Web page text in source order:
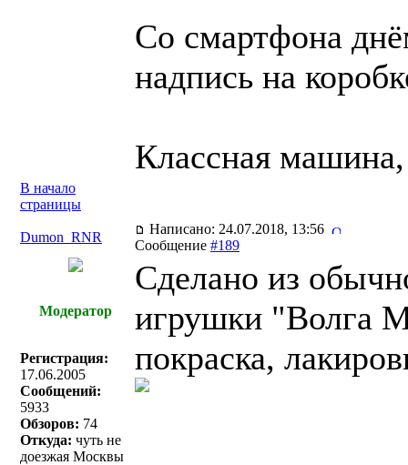
Со смартфона
надпись на
Классная
В начало
страницы
Dumon_RNR
Написано: 24.07.2018, 13:56
Сообщение #189
Модератор
Регистрация:
17.06.2005
Сообщений:
5933
Обзоров: 74
Откуда: чуть не
доезжая Москвы
Сделано из
игрушки "Волга
покраска,